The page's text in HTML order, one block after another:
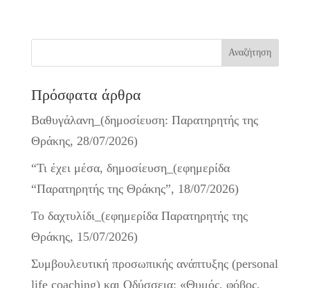
Πρόσφατα άρθρα
Βαθυγάλανη_(δημοσίευση: Παρατηρητής της
Θράκης, 28/07/2026)
“Τι έχει μέσα, δημοσίευση_(εφημερίδα
“Παρατηρητής της Θράκης”, 18/07/2026)
Το δαχτυλίδι_(εφημερίδα Παρατηρητής της
Θράκης, 15/07/2026)
Συμβουλευτική προσωπικής ανάπτυξης (personal
life coaching) και Οδύσσεια: «Θυμός, φόβος,